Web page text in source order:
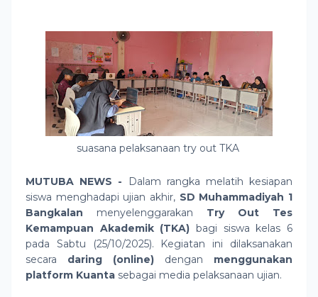
suasana pelaksanaan try out TKA
MUTUBA NEWS - Dalam rangka melatih kesiapan
siswa menghadapi ujian akhir, SD Muhammadiyah 1
Bangkalan menyelenggarakan Try Out Tes
Kemampuan Akademik (TKA) bagi siswa kelas 6
pada Sabtu (25/10/2025). Kegiatan ini dilaksanakan
secara daring (online) dengan menggunakan
platform Kuanta sebagai media pelaksanaan ujian.